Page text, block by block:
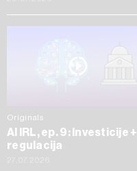
Originals
AI IRL, ep. 9: Investicije +
regulacija